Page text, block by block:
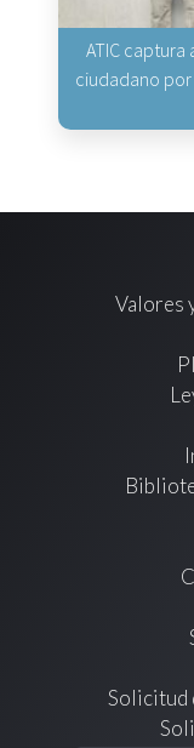
ATIC
ciudadano
Valores
Solicitud